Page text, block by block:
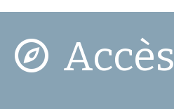
Accès